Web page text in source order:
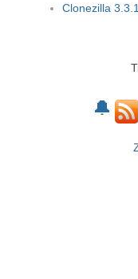
Clonezilla
🔔